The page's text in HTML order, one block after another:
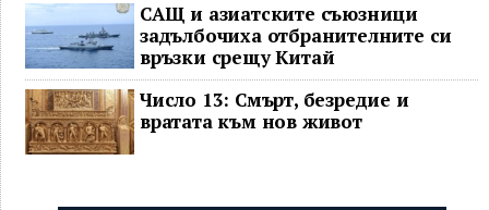
САЩ и азиатските съюзници
задълбочиха отбранителните си
връзки срещу Китай
Число 13: Смърт, безредие и
вратата към нов живот